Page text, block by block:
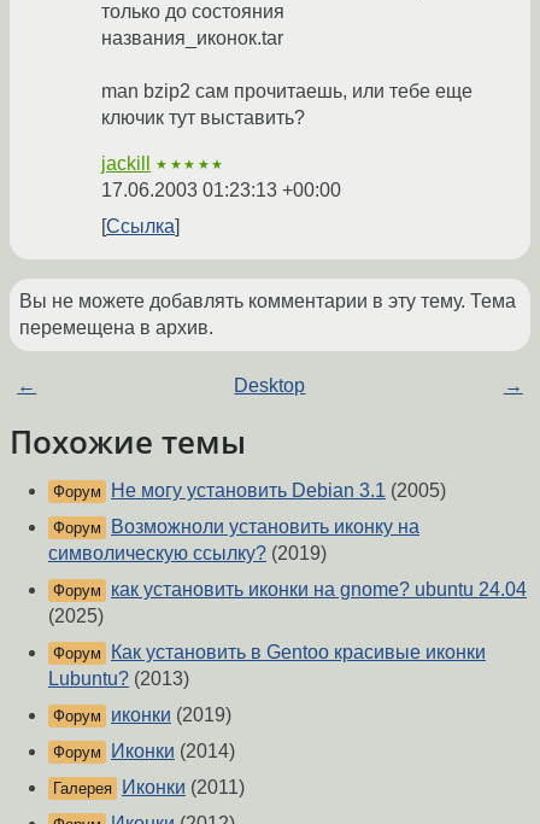
только до состояния
названия_иконок.tar
man bzip2 сам прочитаешь, или тебе еще
ключик тут выставить?
jackill ★★★★★
17.06.2003 01:23:13 +00:00
Ссылка
Вы не можете добавлять комментарии в эту тему. Тема
перемещена в архив.
← Desktop →
Похожие темы
Форум Не могу установить Debian 3.1 (2005)
Форум
Возможноли установить иконку на
символическую ссылку? (2019)
Форум
как установить иконки на gnome? ubuntu 24.04
(2025)
Форум
Как установить в Gentoo красивые иконки
Lubuntu? (2013)
Форум иконки (2019)
Форум Иконки (2014)
Галерея Иконки (2011)